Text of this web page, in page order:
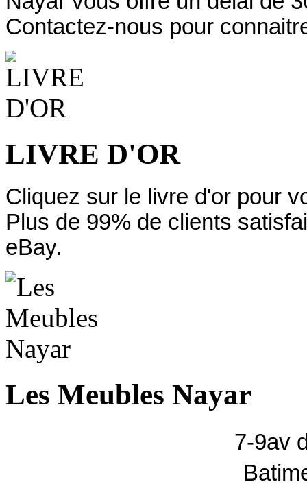
Contactez-nous pour
LIVRE D'OR
Cliquez sur le livre d'or pour
Plus de 99% de clients
eBay.
Les Meubles Nayar
7-9av